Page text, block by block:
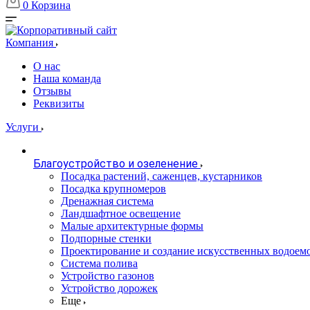
0 Корзина
Компания
О нас
Наша команда
Отзывы
Реквизиты
Услуги
Благоустройство и озеленение
Посадка растений, саженцев, кустарников
Посадка крупномеров
Дренажная система
Ландшафтное освещение
Малые архитектурные формы
Подпорные стенки
Проектирование и создание искусственных
Система полива
Устройство газонов
Устройство дорожек
Еще